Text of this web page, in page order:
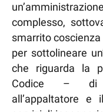
complesso,
smarrito
per sottolineare
che riguarda la
Codice – di
all’appaltatore e